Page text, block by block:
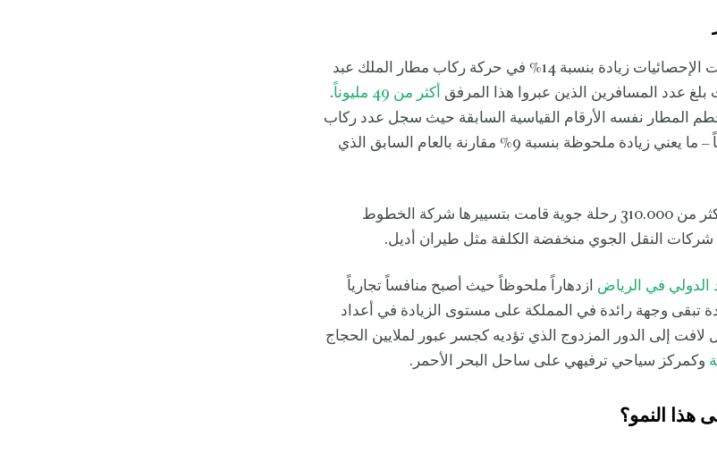
في مطلع العام 2025، سجلت الإحصائيات زيادة بنسبة 14% في حركة ركاب مطار الملك عبد
بلغ عدد المسافرين الذين عبروا هذا المرفق أكثر من 49 مليوناً
.
المطار نفسه الأرقام القياسية السابقة حيث سجل عدد ركاب
تاريخياً وصل إلى 53.4 مليوناً – ما يعني زيادة ملحوظة بنسبة 9% مقارنة بالعام السابق الذي
وقد دعم هذا النمو إطلاق أكثر من 310.000 رحلة جوية قامت بتسييرها شركة الخطوط
شركات النقل الجوي منخفضة الكلفة مثل طيران أديل.
الدولي في الرياض ازدهاراً ملحوظاً حيث أصبح منافساً تجارياً
تبقى وجهة رائدة في المملكة على مستوى الزيادة في أعداد
لافت إلى الدور المزدوج الذي تؤديه كجسر عبور لملايين الحجاج
وكمركز سياحي ترفيهي على ساحل البحر الأحمر.
هذا النمو؟